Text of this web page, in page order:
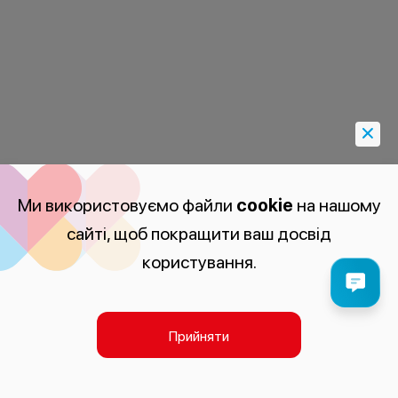
Ми використовуємо файли cookie на нашому
сайті, щоб покращити ваш досвід
користування.
Прийняти